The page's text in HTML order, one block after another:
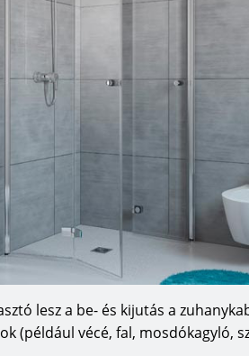
lesz a be- és kijutás a
(például vécé, fal, mosdókagyló,